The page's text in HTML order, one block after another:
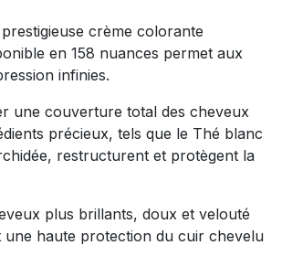
crème colorante
en 158 nuances permet aux
infinies.
une couverture total des cheveux
précieux, tels que le Thé blanc
restructurent et protègent la
plus brillants, doux et velouté
une haute protection du cuir chevelu